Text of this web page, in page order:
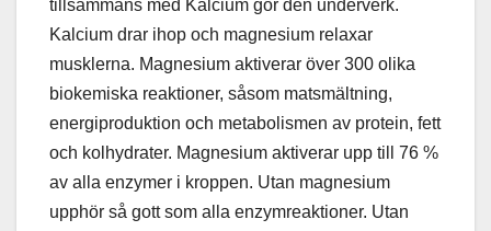
tillsammans med Kalcium gör den underverk.
Kalcium drar ihop och magnesium relaxar
musklerna. Magnesium aktiverar över 300 olika
biokemiska reaktioner, såsom matsmältning,
energiproduktion och metabolismen av protein, fett
och kolhydrater. Magnesium aktiverar upp till 76 %
av alla enzymer i kroppen. Utan magnesium
upphör så gott som alla enzymreaktioner. Utan